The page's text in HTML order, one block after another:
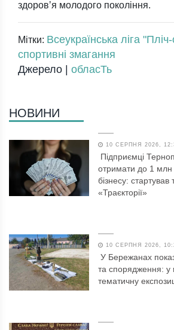
здоровʼя молодого покоління.
Мітки: Всеукраїнська ліга
спортивні змагання
Джерело | обласТь
НОВИНИ
10 СЕРПНЯ 2026,
Підприємці
отримати до 1 млн
бізнесу: стартував
«Траєкторії»
10 СЕРПНЯ 2026,
У Бережанах
та спорядження: у
тематичну